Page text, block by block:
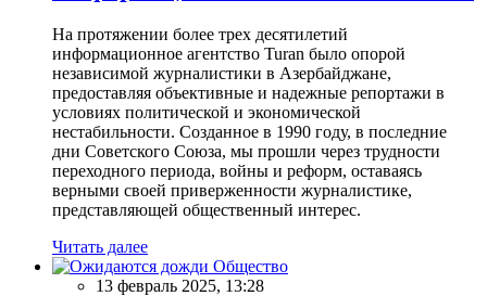
На протяжении более трех десятилетий
информационное агентство Turan было опорой
независимой журналистики в Азербайджане,
предоставляя объективные и надежные репортажи в
условиях политической и экономической
нестабильности. Созданное в 1990 году, в последние
дни Советского Союза, мы прошли через трудности
переходного периода, войны и реформ, оставаясь
верными своей приверженности журналистике,
представляющей общественный интерес.
Читать далее
Общество
13 февраль 2025, 13:28